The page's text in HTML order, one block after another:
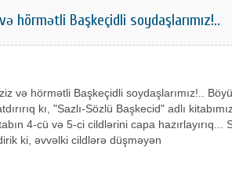
hörmətli Başkeçidli soydaşlarımız!..
və hörmətli Başkeçidli soydaşlarımız!..
kı, "Sazlı-Sözlü Başkecid" adlı
4-cü və 5-ci cildlərini capa
ki, əvvəlki cildlərə düşməyən